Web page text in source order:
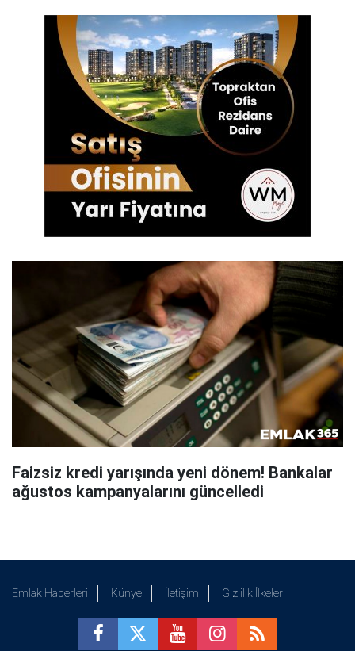
Faizsiz kredi yarışında yeni dönem! Bankalar
ağustos kampanyalarını güncelledi
Emlak Haberleri Künye İletişim Gizlilik İlkeleri